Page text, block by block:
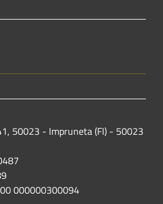
50023 - Impruneta (FI) - 50023
000000300094